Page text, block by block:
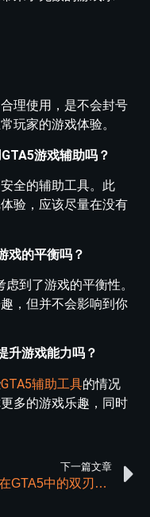
理使用，是不会封号
玩家的游戏体验。
游戏辅助吗？
全的辅助工具。此
验，应该尽量在没有
戏的平衡吗？
到了游戏的平衡性。
，但并不会影响到你
升游戏能力吗？
GTA5辅助工具的情况
多的游戏乐趣，同时
下一篇文章
科技在GTA5中的双刃剑：它为游戏体验带来了什么？